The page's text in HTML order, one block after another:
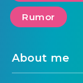
Rumor
About me